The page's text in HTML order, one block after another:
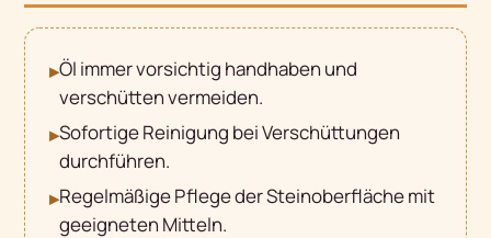
▸Öl immer vorsichtig handhaben und
verschütten vermeiden.
▸Sofortige Reinigung bei Verschüttungen
durchführen.
▸Regelmäßige Pflege der Steinoberfläche mit
geeigneten Mitteln.